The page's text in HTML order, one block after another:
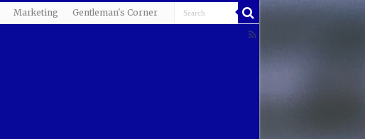
Marketing Gentleman's Corner